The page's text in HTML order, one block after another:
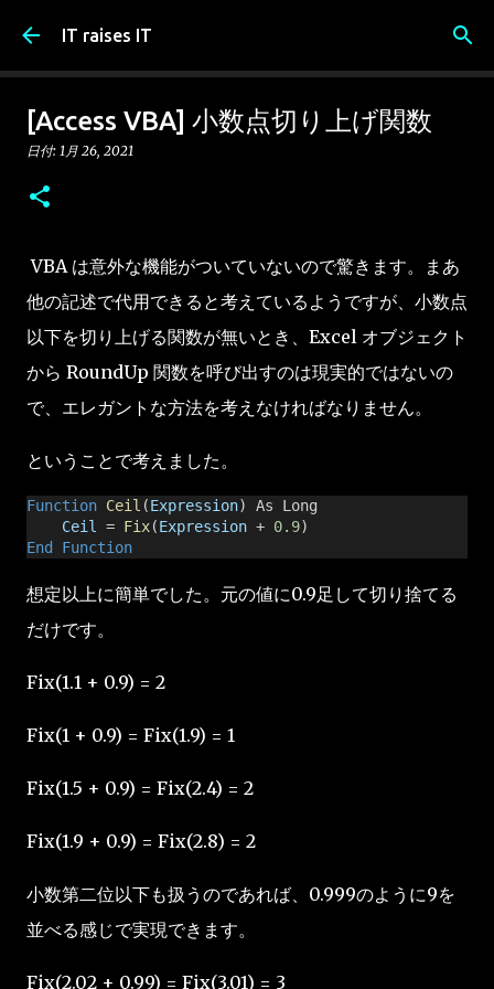
スキップしてメイン コンテンツに移動
IT raises IT
[Access VBA] 小数点切り上げ関数
日付: 1月 26, 2021
VBA は意外な機能がついていないので驚きます。まあ
他の記述で代用できると考えているようですが、小数点
以下を切り上げる関数が無いとき、Excel オブジェクト
から RoundUp 関数を呼び出すのは現実的ではないの
で、エレガントな方法を考えなければなりません。
ということで考えました。
Function Ceil (Expression) As Long
Ceil
= Fix(Expression + 0.9)
End Function
想定以上に簡単でした。元の値に0.9足して切り捨てる
だけです。
Fix(1.1 + 0.9) = 2
Fix(1 + 0.9) = Fix(1.9) = 1
Fix(1.5 + 0.9) = Fix(2.4) = 2
Fix(1.9 + 0.9) = Fix(2.8) = 2
小数第二位以下も扱うのであれば、0.999のように9を
並べる感じで実現できます。
Fix(2.02 + 0.99) = Fix(3.01) = 3